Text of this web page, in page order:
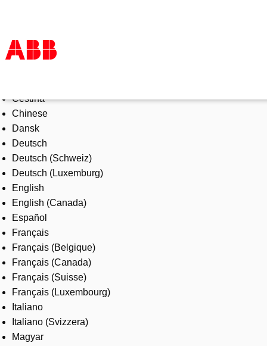
Products & Solutions
Industries
Services
About us
Where to buy
Contact us
Careers
Čeština
Chinese
Dansk
Deutsch
Deutsch (Schweiz)
Deutsch (Luxemburg)
English
English (Canada)
Español
Français
Français (Belgique)
Français (Canada)
Français (Suisse)
Français (Luxembourg)
Italiano
Italiano (Svizzera)
Magyar